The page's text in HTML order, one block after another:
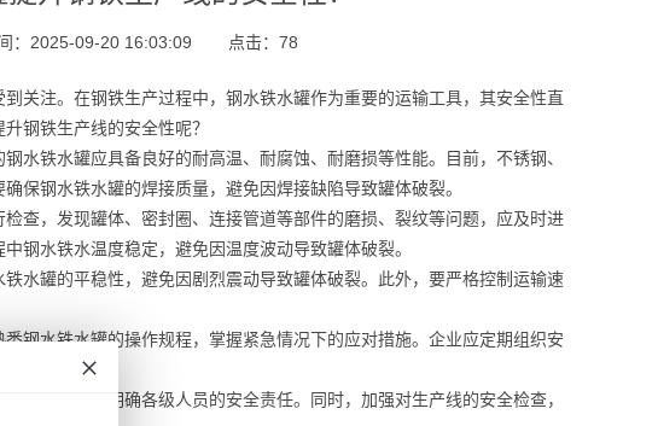
：2025-09-20 16:03:09 点击： 78
关注。在钢铁生产过程中，钢水铁水罐作为重要的运输工具，其安全性直
钢铁生产线的安全性呢？
水铁水罐应具备良好的耐高温、耐腐蚀、耐磨损等性能。目前，不锈钢、
保钢水铁水罐的焊接质量，避免因焊接缺陷导致罐体破裂。
查，发现罐体、密封圈、连接管道等部件的磨损、裂纹等问题，应及时进
钢水铁水温度稳定，避免因温度波动导致罐体破裂。
水罐的平稳性，避免因剧烈震动导致罐体破裂。此外，要严格控制运输速
钢水铁水罐的操作规程，掌握紧急情况下的应对措施。企业应定期组织安
管理规定，明确各级人员的安全责任。同时，加强对生产线的安全检查，